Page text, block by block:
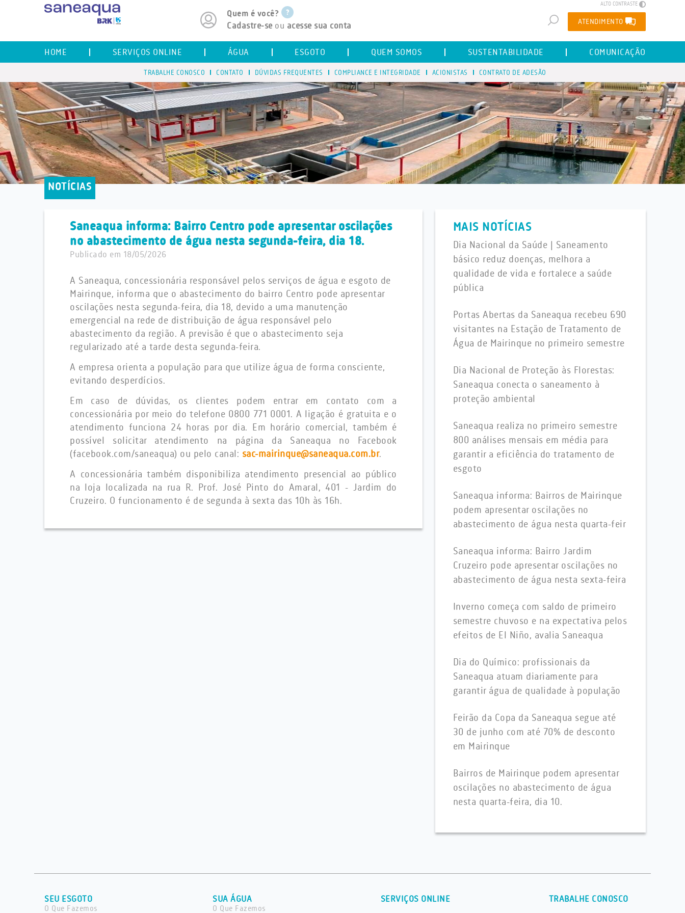
ALTO CONTRASTE
Quem é você?
Cadastre-seou acesse sua conta ATENDIMENTO
HOME SERVIÇOS ONLINE ÁGUA ESGOTO QUEM SOMOS SUSTENTABILIDADE COMUNICAÇÃO
TRABALHE CONOSCO CONTATO DÚVIDAS FREQUENTES COMPLIANCE E INTEGRIDADE ACIONISTAS CONTRATO DE ADESÃO
NOTÍCIAS
Saneaqua informa: Bairro Centro pode apresentar oscilações
no abastecimento de água nesta segunda-feira, dia 18.
Publicado em 18/05/2026
A Saneaqua, concessionária responsável pelos serviços de água e esgoto de
Mairinque, informa que o abastecimento do bairro Centro pode apresentar
oscilações nesta segunda-feira, dia 18, devido a uma manutenção
emergencial na rede de distribuição de água responsável pelo
abastecimento da região. A previsão é que o abastecimento seja
regularizado até a tarde desta segunda-feira.
A empresa orienta a população para que utilize água de forma consciente,
evitando desperdícios.
Em caso de dúvidas, os clientes podem entrar em contato com a
concessionária por meio do telefone 0800 771 0001. A ligação é gratuita e o
atendimento funciona 24 horas por dia. Em horário comercial, também é
possível solicitar atendimento na página da Saneaqua no Facebook
(facebook.com/saneaqua) ou pelo canal: sac-mairinque@saneaqua.com.br.
A concessionária também disponibiliza atendimento presencial ao público
na loja localizada na rua R. Prof. José Pinto do Amaral, 401 - Jardim do
Cruzeiro. O funcionamento é de segunda à sexta das 10h às 16h.
MAIS NOTÍCIAS
Dia Nacional da Saúde | Saneamento
básico reduz doenças, melhora a
qualidade de vida e fortalece a saúde
pública
Portas Abertas da Saneaqua recebeu 690
visitantes na Estação de Tratamento de
Água de Mairinque no primeiro semestre
Dia Nacional de Proteção às Florestas:
Saneaqua conecta o saneamento à
proteção ambiental
Saneaqua realiza no primeiro semestre
800 análises mensais em média para
garantir a eficiência do tratamento de
esgoto
Saneaqua informa: Bairros de Mairinque
podem apresentar oscilações no
abastecimento de água nesta quarta-feir
Saneaqua informa: Bairro Jardim
Cruzeiro pode apresentar oscilações no
abastecimento de água nesta sexta-feira
Inverno começa com saldo de primeiro
semestre chuvoso e na expectativa pelos
efeitos de El Niño, avalia Saneaqua
Dia do Químico: profissionais da
Saneaqua atuam diariamente para
garantir água de qualidade à população
Feirão da Copa da Saneaqua segue até
30 de junho com até 70% de desconto
em Mairinque
Bairros de Mairinque podem apresentar
oscilações no abastecimento de água
nesta quarta-feira, dia 10.
SEU ESGOTO
O Que Fazemos
SUA ÁGUA
O Que Fazemos
SERVIÇOS ONLINE TRABALHE CONOSCO